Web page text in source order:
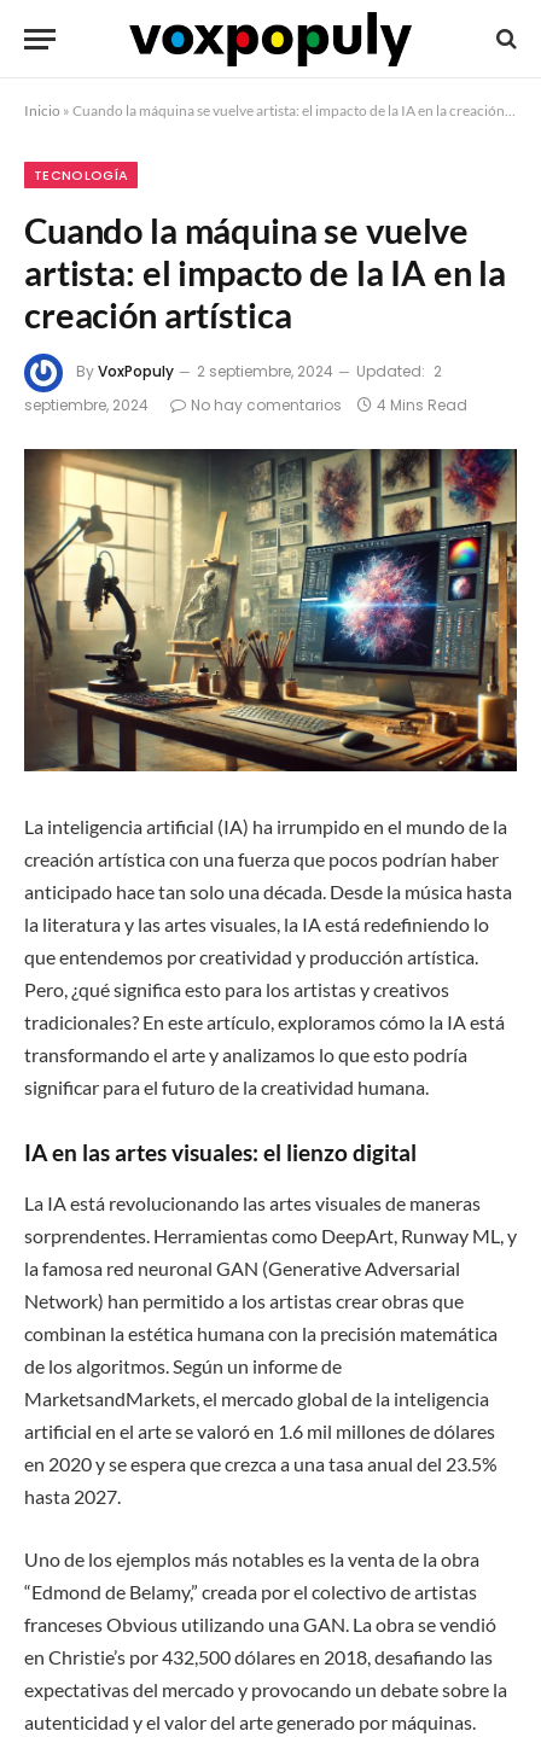
Inicio » Cuando la máquina se vuelve artista: el impacto de la IA en la creación artística
TECNOLOGÍA
Cuando la máquina se vuelve
artista: el impacto de la IA en la
creación artística
ByVoxPopuly 2 septiembre, 2024 Updated: 2
septiembre, 2024
No hay comentarios 4 Mins Read
La inteligencia artificial (IA) ha irrumpido en el mundo de la
creación artística con una fuerza que pocos podrían haber
anticipado hace tan solo una década. Desde la música hasta
la literatura y las artes visuales, la IA está redefiniendo lo
que entendemos por creatividad y producción artística.
Pero, ¿qué significa esto para los artistas y creativos
tradicionales? En este artículo, exploramos cómo la IA está
transformando el arte y analizamos lo que esto podría
significar para el futuro de la creatividad humana.
IA en las artes visuales: el lienzo digital
La IA está revolucionando las artes visuales de maneras
sorprendentes. Herramientas como DeepArt, Runway ML, y
la famosa red neuronal GAN (Generative Adversarial
Network) han permitido a los artistas crear obras que
combinan la estética humana con la precisión matemática
de los algoritmos. Según un informe de
MarketsandMarkets, el mercado global de la inteligencia
artificial en el arte se valoró en 1.6 mil millones de dólares
en 2020 y se espera que crezca a una tasa anual del 23.5%
hasta 2027.
Uno de los ejemplos más notables es la venta de la obra
“Edmond de Belamy,” creada por el colectivo de artistas
franceses Obvious utilizando una GAN. La obra se vendió
en Christie’s por 432,500 dólares en 2018, desafiando las
expectativas del mercado y provocando un debate sobre la
autenticidad y el valor del arte generado por máquinas.